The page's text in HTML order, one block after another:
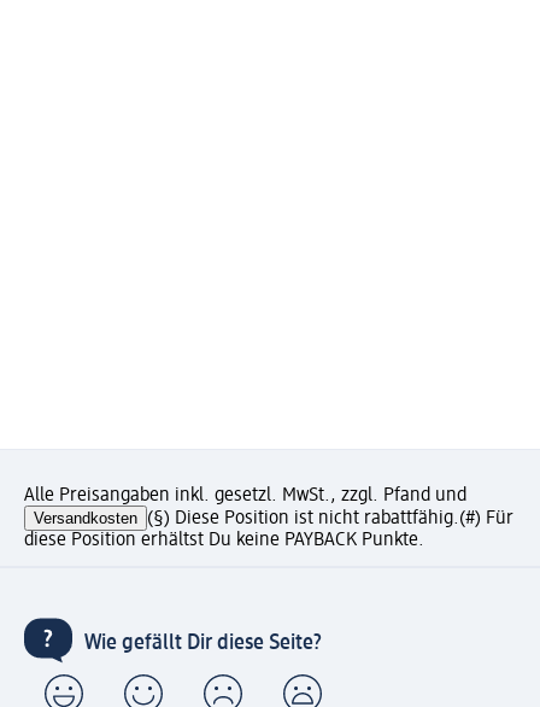
Alle Preisangaben inkl. gesetzl. MwSt., zzgl. Pfand und
Versandkosten (§) Diese Position ist nicht rabattfähig.(#) Für
diese Position erhältst Du keine PAYBACK Punkte.
Wie gefällt Dir diese Seite?